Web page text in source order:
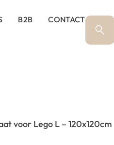
B2B CONTACT
voor Lego L – 120x120cm